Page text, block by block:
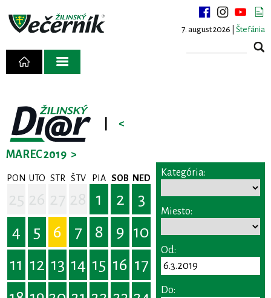
7. august 2026 | Štefánia
<
MAREC 2019 >
PON UTO STR ŠTV PIA SOB NED
1 2
3
4
5 6 7 8 9 10
11 12 13 14 15 16 17
Kategória:
Miesto:
Od:
Do: